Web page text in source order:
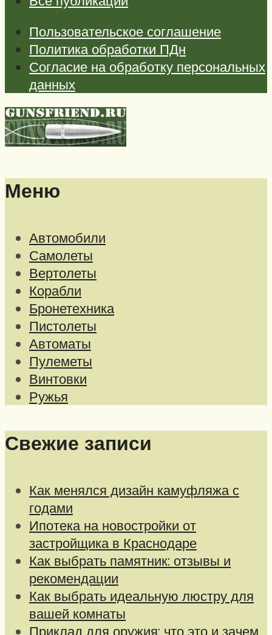
Пользовательское соглашение
Политика обработки ПДн
Согласие на обработку персональных
данных
Меню
Автомобили
Самолеты
Вертолеты
Корабли
Бронетехника
Пистолеты
Автоматы
Пулеметы
Винтовки
Ружья
Свежие записи
Как менялся дизайн камуфляжа с
годами
Ипотека на новостройки от
застройщика в Краснодаре
Как выбрать памятник: отзывы и
рекомендации
Как выбрать идеальную люстру для
вашей комнаты
Приклад для оружия: что это и зачем